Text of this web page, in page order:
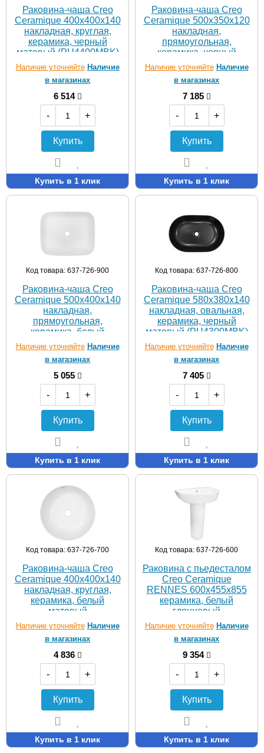
Раковина-чаша Creo
Ceramique 400х400х140
накладная, круглая,
керамика, черный
матовый (PU4400MBK)
Наличие уточняйте Наличие
в магазинах
6 514
-
+
Купить
Купить в 1 клик
Раковина-чаша Creo
Ceramique 500х350х120
накладная,
прямоугольная,
керамика, черный
матовый (PU3500MBK)
Наличие уточняйте Наличие
в магазинах
7 185
-
+
Купить
Купить в 1 клик
Код товара: 637-726-900
Раковина-чаша Creo
Ceramique 500х400х140
накладная,
прямоугольная,
керамика, белый
глянцевый (PU4200)
Наличие уточняйте Наличие
в магазинах
5 055
-
+
Купить
Купить в 1 клик
Код товара: 637-726-800
Раковина-чаша Creo
Ceramique 580х380х140
накладная, овальная,
керамика, черный
матовый (PU4300MBK)
Наличие уточняйте Наличие
в магазинах
7 405
-
+
Купить
Купить в 1 клик
Код товара: 637-726-700
Раковина-чаша Creo
Ceramique 400х400х140
накладная, круглая,
керамика, белый
матовый
(PU4400MRMWH)
Наличие уточняйте Наличие
в магазинах
4 836
-
+
Купить
Купить в 1 клик
Код товара: 637-726-600
Раковина с пьедесталом
Creo Ceramique
RENNES 600х455х855
керамика, белый
глянцевый
(RE3000+RE3010)
Наличие уточняйте Наличие
в магазинах
9 354
-
+
Купить
Купить в 1 клик